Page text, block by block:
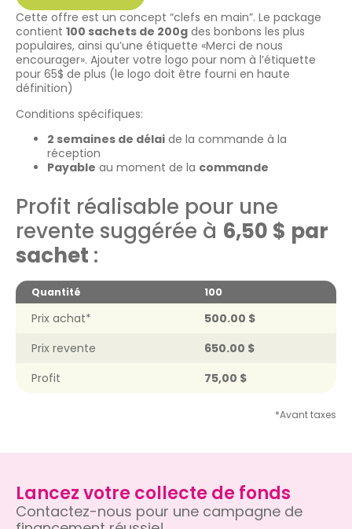
Cette offre est un concept “clefs en main”. Le package
contient 100 sachets de 200g des bonbons les plus
populaires, ainsi qu’une étiquette «Merci de nous
encourager». Ajouter votre logo pour nom à l’étiquette
pour 65$ de plus (le logo doit être fourni en haute
définition)
Conditions spécifiques:
2 semaines de délai de la commande à la
réception
Payable au moment de la commande
Profit réalisable pour une
revente suggérée à 6,50 $ par
sachet :
Quantité 100
Prix achat*
500.00 $
Prix revente
650.00 $
Profit
75,00 $
*Avant taxes
Lancez votre collecte de fonds
Contactez-nous pour une campagne de